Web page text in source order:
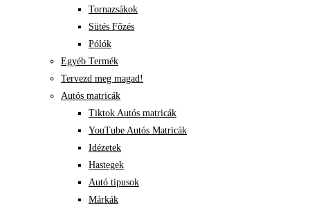
Tornazsákok
Sütés Főzés
Pólók
Egyéb Termék
Tervezd meg magad!
Autós matricák
Tiktok Autós matricák
YouTube Autós Matricák
Idézetek
Hastegek
Autó tipusok
Márkák